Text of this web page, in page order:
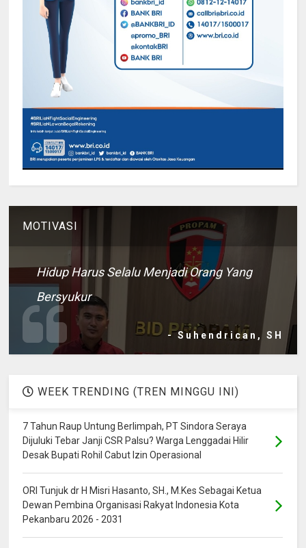
MOTIVASI
Hidup Harus Selalu Menjadi Orang Yang
Bersyukur
- Suhendrican, SH
WEEK TRENDING (TREN MINGGU INI)
7 Tahun Raup Untung Berlimpah, PT Sindora Seraya
Dijuluki Tebar Janji CSR Palsu? Warga Lenggadai Hilir
Desak Bupati Rohil Cabut Izin Operasional
ORI Tunjuk dr H Misri Hasanto, SH., M.Kes Sebagai Ketua
Dewan Pembina Organisasi Rakyat Indonesia Kota
Pekanbaru 2026 - 2031